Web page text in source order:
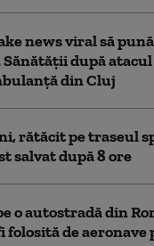
news viral să
după
din Cluj
rătăcit pe traseul
salvat după 8 ore
o autostradă din
folosită de